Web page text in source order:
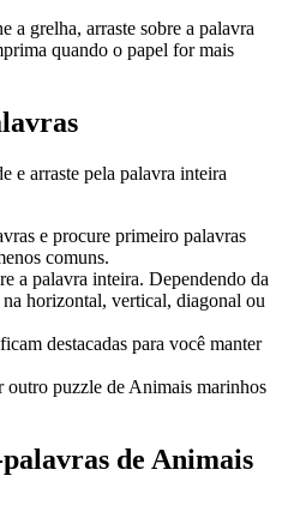
a grelha, arraste sobre a palavra
quando o papel for mais
e arraste pela palavra inteira
e procure primeiro palavras
comuns.
a palavra inteira. Dependendo da
horizontal, vertical, diagonal ou
destacadas para você manter
puzzle de Animais marinhos
de Animais